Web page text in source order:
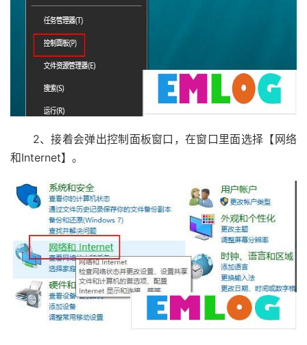
2、接着会弹出控制面板窗口，在窗口里面选择【网络
和Internet】。